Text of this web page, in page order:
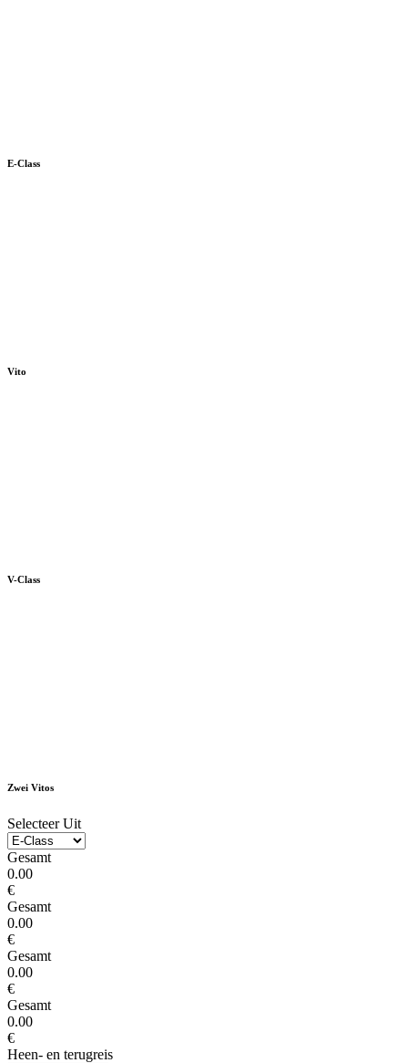
E-Class
Vito
V-Class
Zwei Vitos
Selecteer Uit
Gesamt
0.00
€
Gesamt
0.00
€
Gesamt
0.00
€
Gesamt
0.00
€
Heen- en terugreis